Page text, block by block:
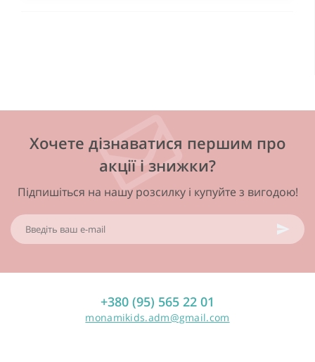
Хочете дізнаватися першим про
акції і знижки?
Підпишіться на нашу розсилку і купуйте з вигодою!
+380 (95) 565 22 01
monamikids.adm@gmail.com